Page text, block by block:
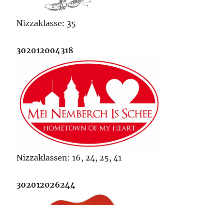
Nizzaklasse: 35
302012004318
Nizzaklassen: 16, 24, 25, 41
302012026244